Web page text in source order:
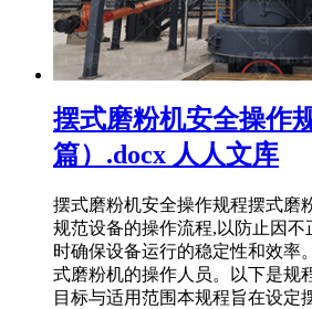
摆式磨粉机安全操作
篇）.docx 人人文库
摆式磨粉机安全操作规程摆式磨
规范设备的操作流程,以防止因不
时确保设备运行的稳定性和效率
式磨粉机的操作人员。以下是规
目标与适用范围本规程旨在设定